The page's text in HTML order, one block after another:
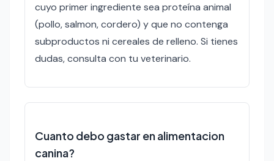
cuyo primer ingrediente sea proteína animal
(pollo, salmon, cordero) y que no contenga
subproductos ni cereales de relleno. Si tienes
dudas, consulta con tu veterinario.
Cuanto debo gastar en alimentacion
canina?